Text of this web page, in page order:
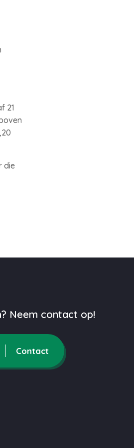
21
die
Neem contact op!
Contact